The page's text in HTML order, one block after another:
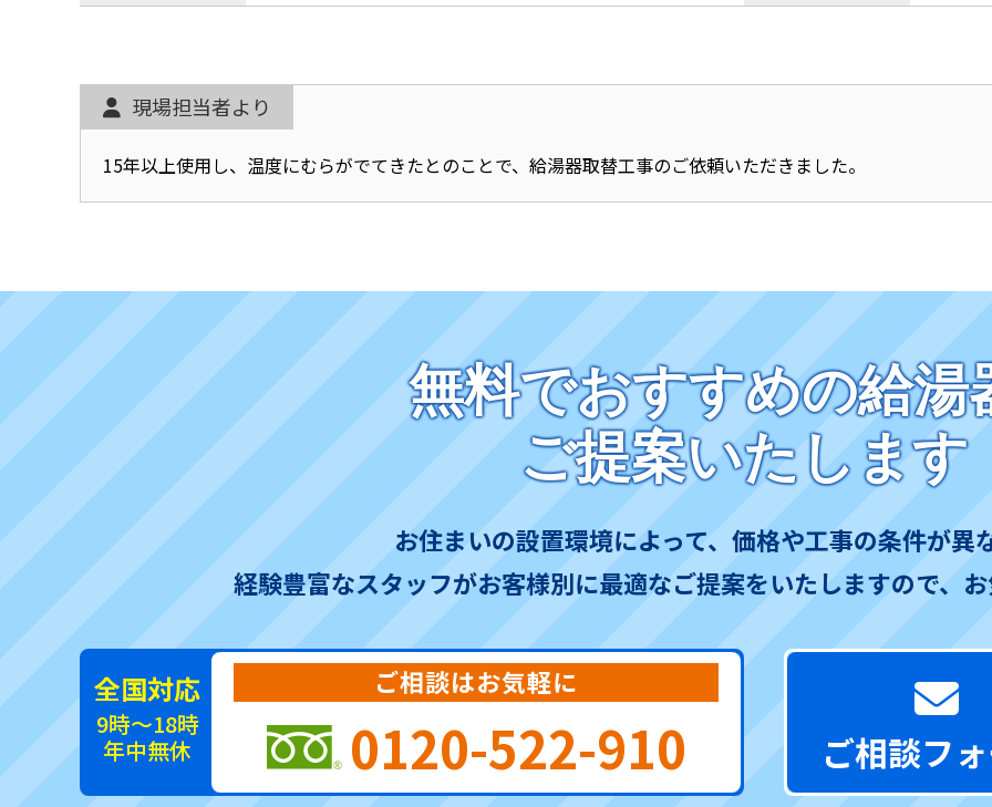
現場担当者より
15年以上使用し、温度にむらがでてきたとのことで、給湯器取替工事のご依頼いただきました。
無料でおすすめの給湯
ご提案いたします
お住まいの設置環境によって、価格や工事の条件が異
経験豊富なスタッフがお客様別に最適なご提案をいたしますので、
全国対応
9時～18時
年中無休
ご相談はお気軽に
0120-522-910 ご相談フ